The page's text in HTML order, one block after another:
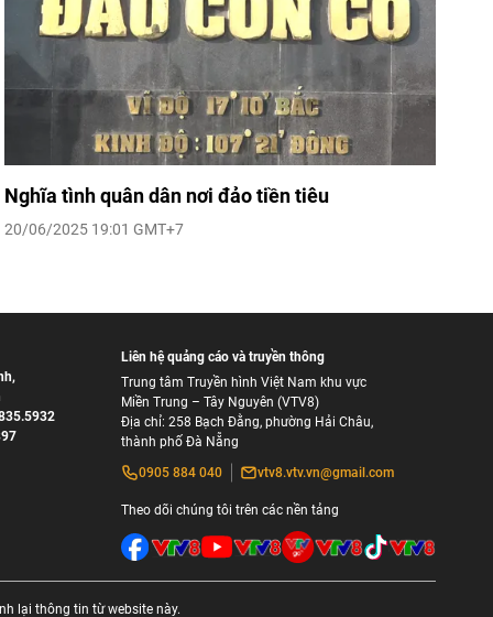
Nghĩa tình quân dân nơi đảo tiền tiêu
20/06/2025 19:01 GMT+7
,
Liên hệ quảng cáo và truyền thông
Trung tâm Truyền hình Việt Nam khu vực
Miền Trung – Tây Nguyên (VTV8)
Địa chỉ: 258 Bạch Đằng, phường Hải Châu,
thành phố Đà Nẵng
0905 884 040
vtv8.vtv.vn@gmail.com
Theo dõi chúng tôi trên các nền tảng
lại thông tin từ website này.